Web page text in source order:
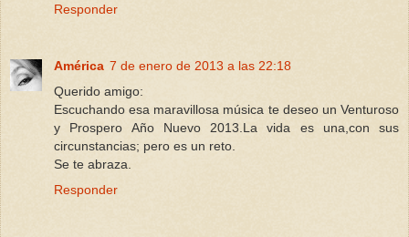
Responder
América 7 de enero de 2013 a las 22:18
Querido amigo:
Escuchando esa maravillosa música te deseo un Venturoso
y Prospero Año Nuevo 2013.La vida es una,con sus
circunstancias; pero es un reto.
Se te abraza.
Responder